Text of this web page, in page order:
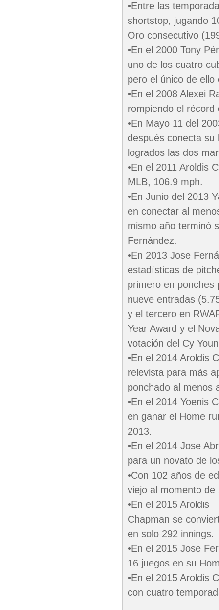
•Entre las
shortstop, jugando
Oro consecutivo
•En el 2000 Tony
uno de los cuatro
pero el único de
•En el 2008 Alexei
rompiendo el
•En Mayo 11 del
después conecta su
logrados las dos
•En el 2011 Aroldis
MLB, 106.9 mph.
•En Junio del 2013
en conectar al
mismo año terminó
Fernández.
•En 2013 Jose
estadísticas de
primero en ponches
nueve entradas
y el tercero en
Year Award y el
votación del Cy
•En el 2014 Aroldis
relevista para más
ponchado al menos
•En el 2014 Yoenis
en ganar el Home
2013.
•En el 2014 Jose
para un novato de
•Con 102 años de
viejo al momento
•En el 2015 Aroldis
Chapman se
en solo 292 innings.
•En el 2015 Jose
16 juegos en su
•En el 2015 Aroldis
con cuatro